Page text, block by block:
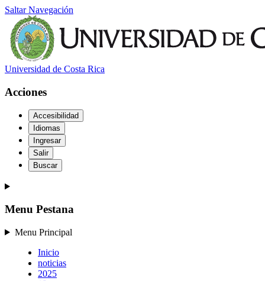
Saltar Navegación
Universidad de Costa Rica
Acciones
Accesibilidad
Idiomas
Ingresar
Salir
Buscar
Menu Pestana
Menu Principal
Inicio
noticias
2025